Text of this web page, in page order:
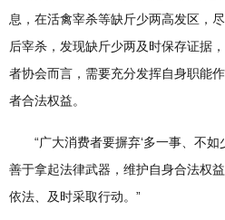
息，在活禽宰杀等缺斤少两高发区，
后宰杀，发现缺斤少两及时保存证据
者协会而言，需要充分发挥自身职能
者合法权益。
“广大消费者要摒弃‘多一事、不如少
善于拿起法律武器，维护自身合法权
依法、及时采取行动。”